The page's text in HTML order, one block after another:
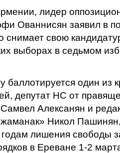
лидер
Ованнисян заявил в
снимает свою
выборах в седьмом
баллотируется один из
депутат НС от
Алексанян и
жаманак» Никол
годам лишения свободы
в Ереване 1-2